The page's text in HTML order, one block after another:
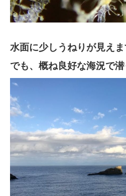
水面に少しうねりが見えま
でも、概ね良好な海況で